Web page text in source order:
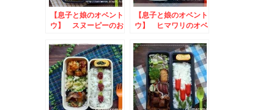
【息子と娘のオベント
ウ】 スヌーピーのお
【息子と娘のオベント
ウ】 ヒマワリのオベ